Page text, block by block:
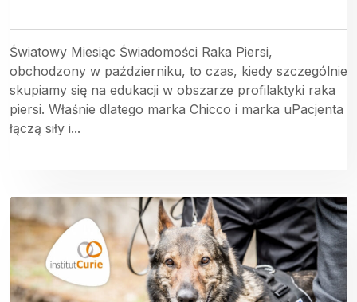
Światowy Miesiąc Świadomości Raka Piersi,
obchodzony w październiku, to czas, kiedy szczególnie
skupiamy się na edukacji w obszarze profilaktyki raka
piersi. Właśnie dlatego marka Chicco i marka uPacjenta
łączą siły i...